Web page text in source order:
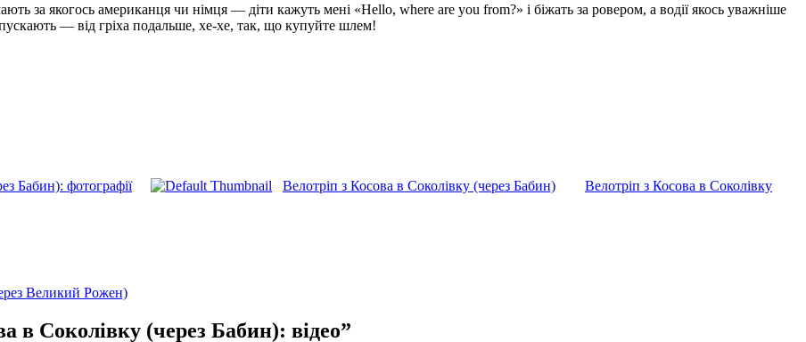
за якогось американця чи німця — діти кажуть мені «Hello, where are you from?» і біжать за ровером, а водії якось уважніше
— від гріха подальше, хе-хе, так, що купуйте шлем!
Бабин): фотографії Велотріп з Косова в Соколівку (через Бабин) Велотріп з Косова в Соколівку
Великий Рожен)
в Соколівку (через Бабин): відео”